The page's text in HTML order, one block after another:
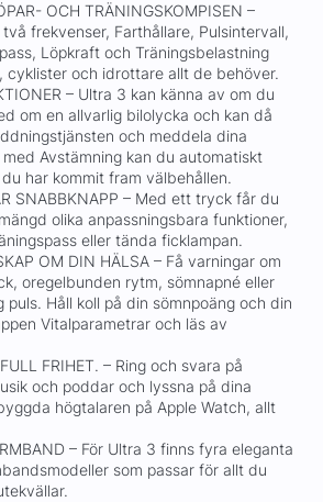
OCH TRÄNINGSKOMPISEN –
frekvenser, Farthållare, Pulsintervall,
Löpkraft och Träningsbelastning
cyklister och idrottare allt de behöver.
– Ultra 3 kan känna av om du
om en allvarlig bilolycka och kan då
och meddela dina
Avstämning kan du automatiskt
har kommit fram välbehållen.
SNABBKNAPP – Med ett tryck får du
olika anpassningsbara funktioner,
eller tända ficklampan.
OM DIN HÄLSA – Få varningar om
oregelbunden rytm, sömnapné eller
puls. Håll koll på din sömnpoäng och din
Vitalparametrar och läs av
FRIHET. – Ring och svara på
och poddar och lyssna på dina
högtalaren på Apple Watch, allt
– För Ultra 3 finns fyra eleganta
som passar för allt du